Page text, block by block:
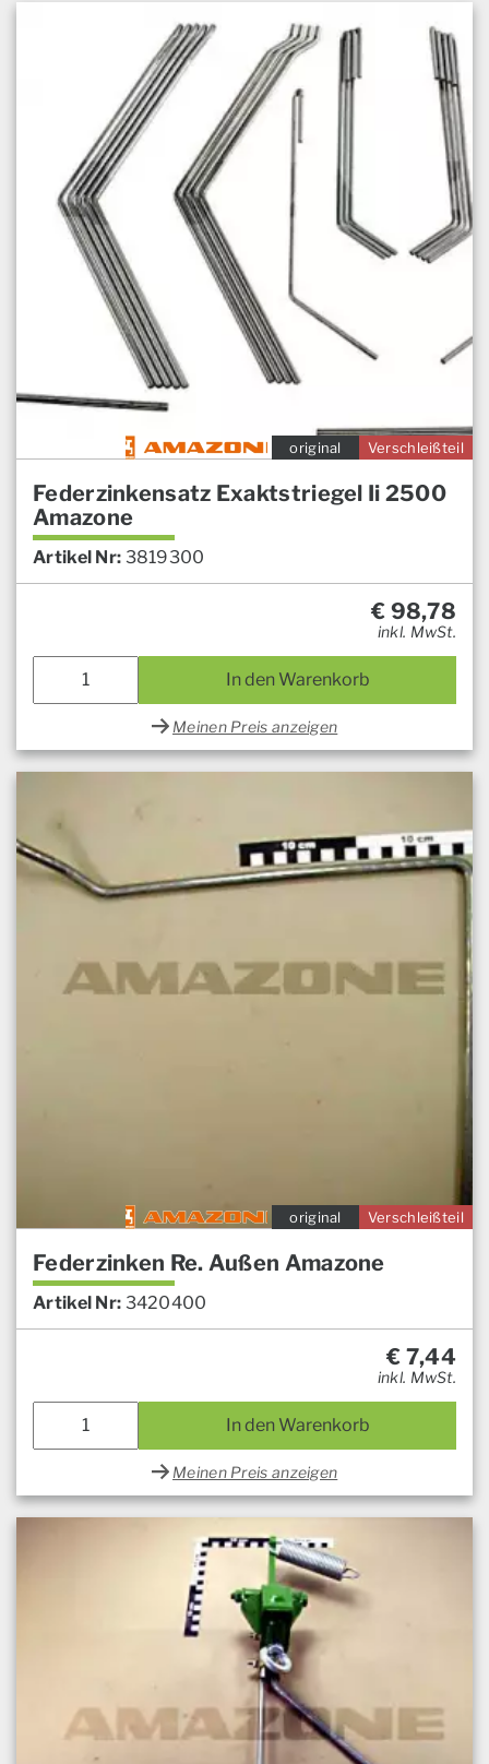
Verschleißteil
original
Federzinkensatz Exaktstriegel Ii 2500
Amazone
Artikel Nr: 3819300
€ 98,78
inkl. MwSt.
In den Warenkorb
Meinen Preis anzeigen
Verschleißteil
original
Federzinken Re. Außen Amazone
Artikel Nr: 3420400
€ 7,44
inkl. MwSt.
In den Warenkorb
Meinen Preis anzeigen